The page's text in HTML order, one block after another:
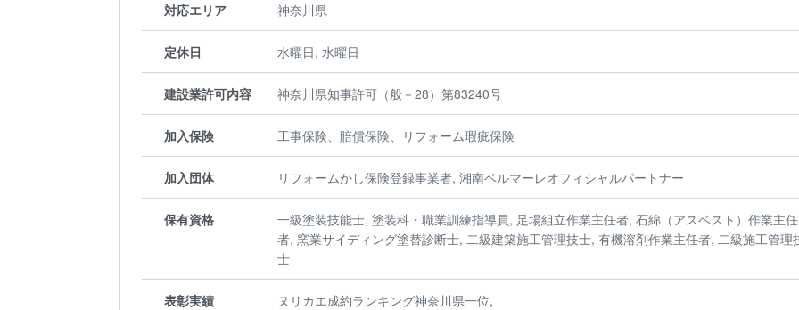
対応エリア 神奈川県
定休日 水曜日, 水曜日
建設業許可内容 神奈川県知事許可（般－28）第83240号
加入保険 工事保険、賠償保険、リフォーム瑕疵保険
加入団体 リフォームかし保険登録事業者, 湘南ベルマーレオフィシャルパートナー
保有資格
一級塗装技能士, 塗装科・職業訓練指導員, 足場組立作業主任者, 石綿（アスベスト）作業主任
者, 窯業サイディング塗替診断士, 二級建築施工管理技士, 有機溶剤作業主任者, 二級施工管理
士
表彰実績 ヌリカエ成約ランキング神奈川県一位,